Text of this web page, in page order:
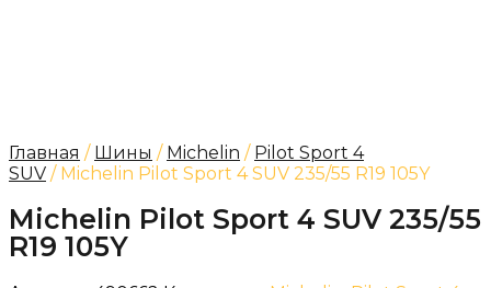
Главная / Шины / Michelin / Pilot Sport 4
SUV / Michelin Pilot Sport 4 SUV 235/55 R19 105Y
Michelin Pilot Sport 4 SUV 235/55
R19 105Y